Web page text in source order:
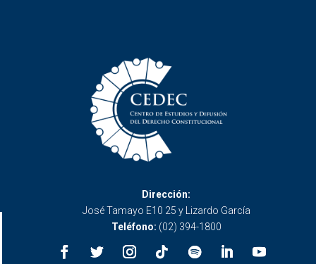
Dirección:
José Tamayo E10 25 y Lizardo García
Teléfono: (02) 394-1800